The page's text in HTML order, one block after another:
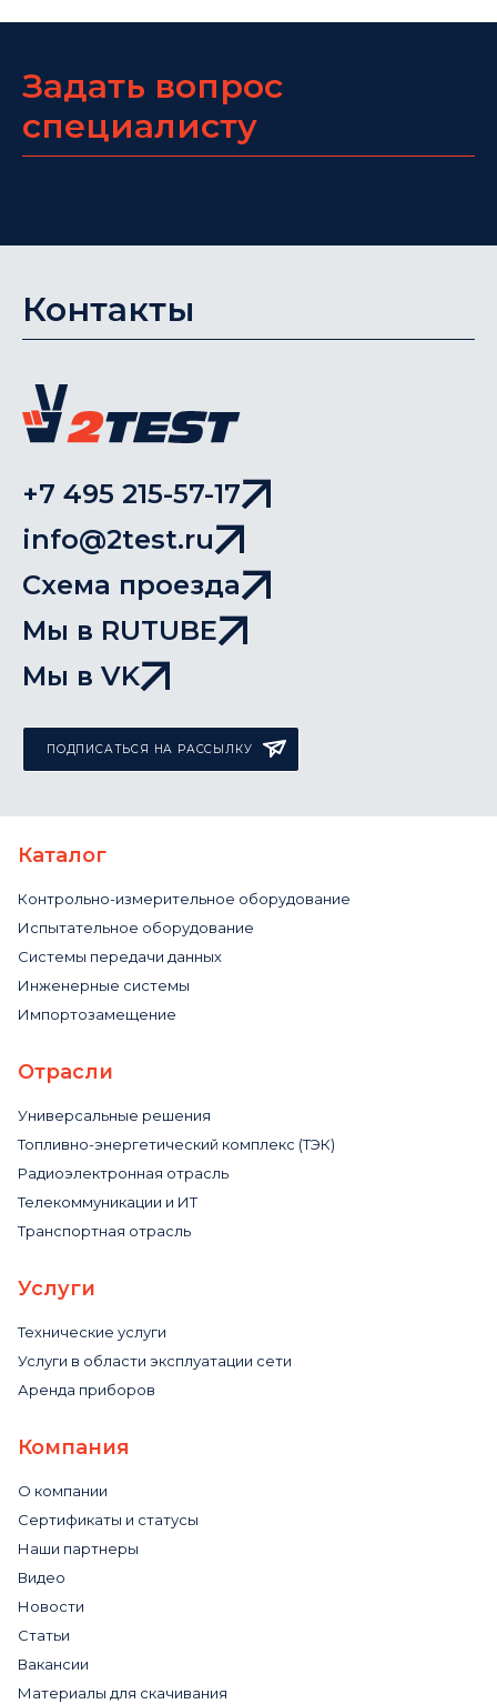
Задать вопрос
специалисту
Контакты
+7 495 215-57-17
info@2test.ru
Схема проезда
Мы в RUTUBE
Мы в VK
ПОДПИСАТЬСЯ НА РАССЫЛКУ
Каталог
Контрольно-измерительное оборудование
Испытательное оборудование
Системы передачи данных
Инженерные системы
Импортозамещение
Отрасли
Универсальные решения
Топливно-энергетический комплекс (ТЭК)
Радиоэлектронная отрасль
Телекоммуникации и ИТ
Транспортная отрасль
Услуги
Технические услуги
Услуги в области эксплуатации сети
Аренда приборов
Компания
О компании
Сертификаты и статусы
Наши партнеры
Видео
Новости
Статьи
Вакансии
Материалы для скачивания